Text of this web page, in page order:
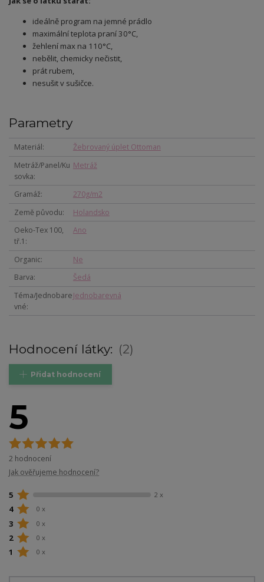
ideálně program na jemné prádlo
maximální teplota praní 30°C,
žehlení max na 110°C,
nebělit, chemicky nečistit,
prát rubem,
nesušit v sušičce.
Parametry
Materiál
Žebrovaný úplet Ottoman
Metráž/Panel/Ku
sovka
Metráž
Gramáž
270g/m2
Země původu
Holandsko
Oeko-Tex 100,
tř.1
Ano
Organic
Ne
Barva
Šedá
Téma/Jednobare
vné
Jednobarevná
Hodnocení látky: 2
Přidat hodnocení
5
2 hodnocení
Jak ověřujeme hodnocení?
5 2 x
4 0 x
3 0 x
2 0 x
1 0 x